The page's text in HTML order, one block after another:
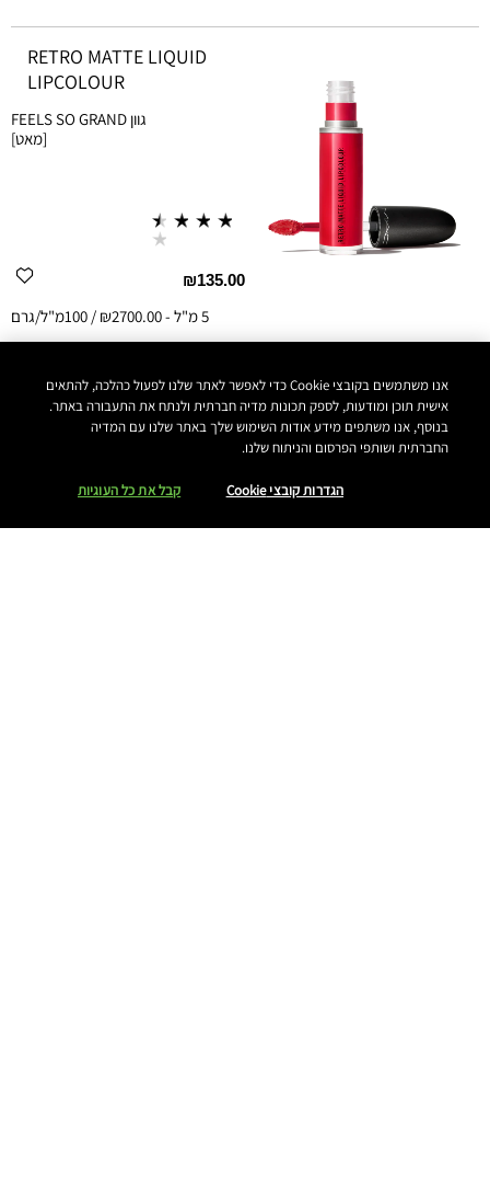
RETRO MATTE LIQUID
LIPCOLOUR
גוון FEELS SO GRAND
[מאט]
₪135.00
5 מ"ל -₪2700.00 / 100מ"ל/גרם
-₪2700.00 / 100מ"ל/גרם
הוסיפי לסל
אנו משתמשים בקובצי Cookie כדי לאפשר לאתר שלנו לפעול כהלכה, להתאים
אישית תוכן ומודעות, לספק תכונות מדיה חברתית ולנתח את התעבורה באתר.
בנוסף, אנו משתפים מידע אודות השימוש שלך באתר שלנו עם המדיה
החברתית ושותפי הפרסום והניתוח שלנו.
הגדרות קובצי Cookie קבל את כל העוגיות